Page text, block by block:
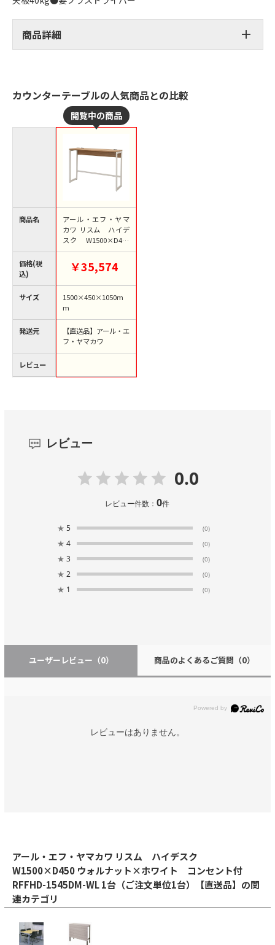
商品詳細
カウンターテーブルの人気商品との比較
商品名
価格(税
込)
サイズ
発送元
レビュー
アール・エフ・ヤマ
カワ リスム ハイデ
スク W1500×D450
ウォルナット×ホワ
イト コンセント付 R
FFHD-1545DM-WL 1
￥35,574
1500×450×1050m
m
【直送品】アール・エ
フ・ヤマカワ
レビュー
0.0
レビュー件数：0件
★ 5 (0)
★ 4 (0)
★ 3 (0)
★ 2 (0)
★ 1 (0)
ユーザーレビュー （0） 商品のよくあるご質問 （0）
レビューはありません。
アール・エフ・ヤマカワ リスム ハイデスク
W1500×D450 ウォルナット×ホワイト コンセント付
RFFHD-1545DM-WL 1台（ご注文単位1台）【直送品】の関
連カテゴリ